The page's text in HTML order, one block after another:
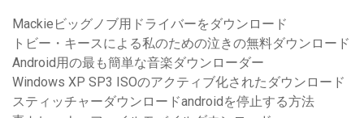
Mackieビッグノブ用ドライバーをダウンロード
トビー・キースによる私のための泣きの無料ダウンロード
Android用の最も簡単な音楽ダウンローダー
Windows XP SP3 ISOのアクティブ化されたダウンロード
スティッチャーダウンロードandroidを停止する方法